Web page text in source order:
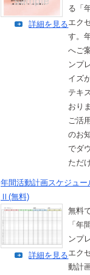
る「
エク
す。
へご
ンプ
イズ
テキ
おり
ご活
のお
でダ
ただ
詳細を見る
年間活動計画スケジュ
Ⅱ(無料)
無料
「年
ンプ
エク
動計
詳細を見る